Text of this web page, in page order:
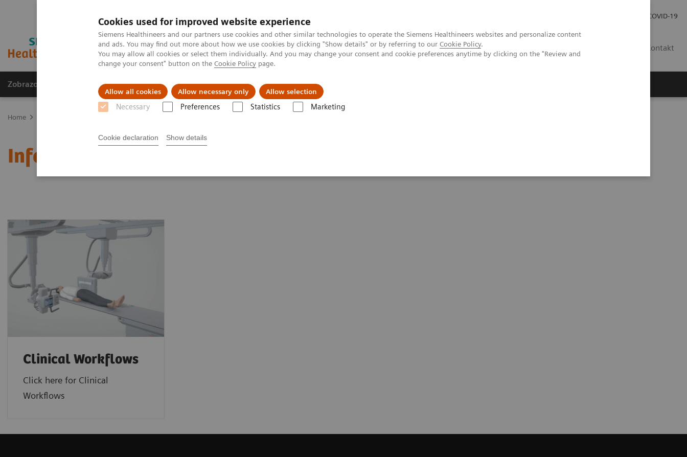
Cookies used for improved website experience
Siemens Healthineers and our partners use cookies and other similar technologies to operate the Siemens Healthineers websites and personalize content
and ads. You may find out more about how we use cookies by clicking "Show details" or by referring to our Cookie Policy.
You may allow all cookies or select them individually. And you may change your consent and cookie preferences anytime by clicking on the "Review and
change your consent" button on the Cookie Policy page.
Allow all cookies Allow necessary only Allow selection
Necessary Preferences Statistics Marketing
Cookie declaration Show details
COVID-19
Kontakt
Zobrazovací technika Laboratorní diagnostika Zákaznický servis
Home
Information Gallery
Clinical Workflows
Click here for Clinical
Workflows